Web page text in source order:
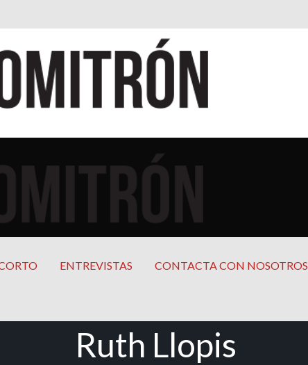
ENTREVISTAS CONTACTA CON NOSOTROS
Ruth Llopis